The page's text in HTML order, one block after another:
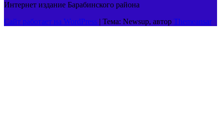
Интернет издание Барабинского района
Сайт работает на WordPress | Тема: Newsup, автор Themeansar